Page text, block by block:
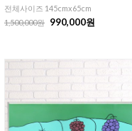
전체사이즈 145cmx65cm
1,500,000원
990,000원